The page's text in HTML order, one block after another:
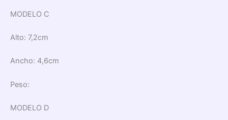
MODELO C
Alto: 7,2cm
Ancho: 4,6cm
Peso:
MODELO D